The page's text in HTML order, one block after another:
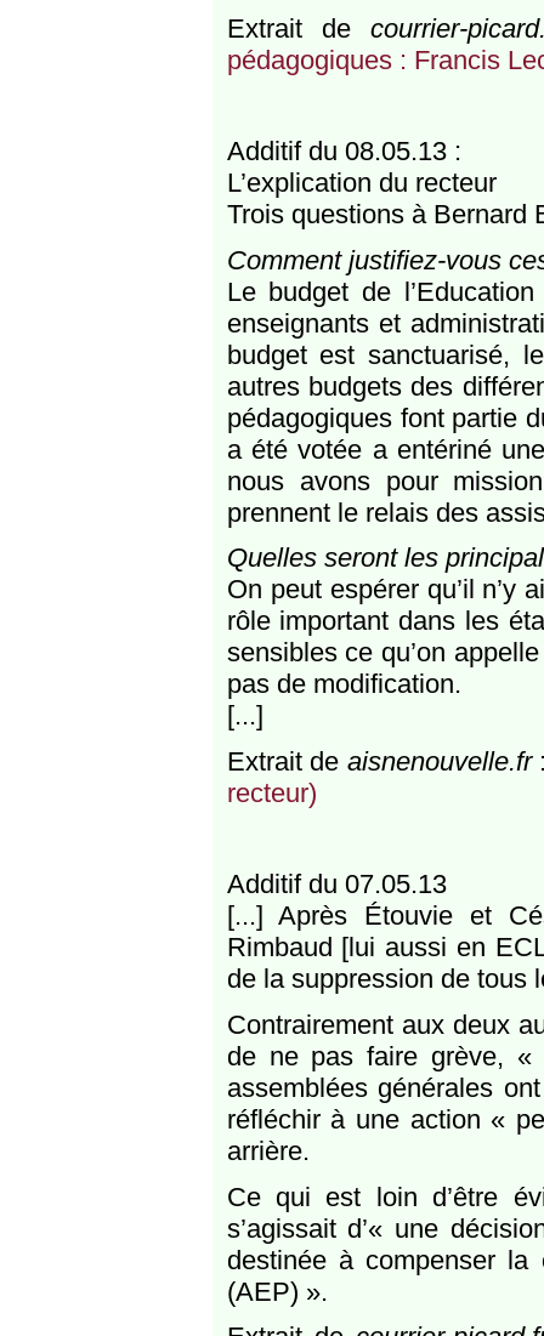
Extrait decourrier-
pédagogiques : Francis
Additif du 08.05.13 :
L’explication du recteur
Trois questions à Bernard
Comment justifiez-vous
Le budget de
enseignants et
budget est sanctuarisé,
autres budgets des
pédagogiques font partie
a été votée a entériné
nous avons pour
prennent le relais des
Quelles seront les
On peut espérer qu’il n’y
rôle important dans les
sensibles ce qu’on
pas de modification.
[...]
Extrait de aisnenouvelle.fr
recteur)
Additif du 07.05.13
[...] Après Étouvie et
Rimbaud [lui aussi en
de la suppression de tous
Contrairement aux deux
de ne pas faire grève,
assemblées générales
réfléchir à une action «
arrière.
Ce qui est loin d’être
s’agissait d’« une
destinée à compenser la
(AEP) ».